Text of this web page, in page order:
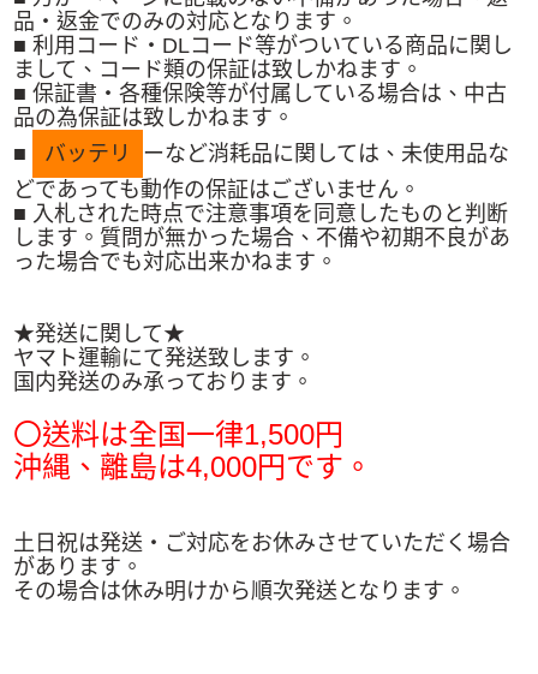
品・返金でのみの対応となります。
■ 利用コード・DLコード等がついている商品に関し
まして、コード類の保証は致しかねます。
■ 保証書・各種保険等が付属している場合は、中古
品の為保証は致しかねます。
■
バッテリ
ーなど消耗品に関しては、未使用品な
どであっても動作の保証はございません。
■ 入札された時点で注意事項を同意したものと判断
します。質問が無かった場合、不備や初期不良があ
った場合でも対応出来かねます。
★発送に関して★
ヤマト運輸にて発送致します。
国内発送のみ承っております。
〇送料は全国一律1,500円
沖縄、離島は4,000円です。
土日祝は発送・ご対応をお休みさせていただく場合
があります。
その場合は休み明けから順次発送となります。